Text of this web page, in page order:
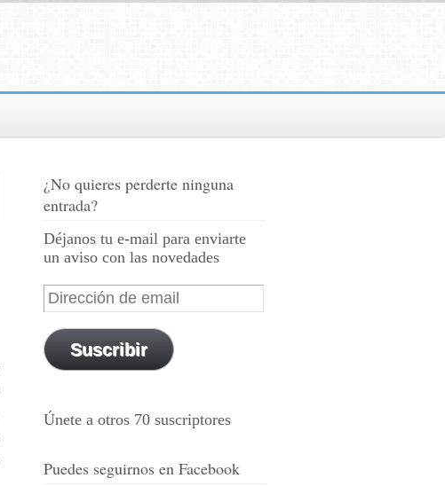
¿No quieres perderte ninguna
entrada?
Déjanos tu e-mail para enviarte
un aviso con las novedades
Suscribir
Únete a otros 70 suscriptores
Puedes seguirnos en Facebook